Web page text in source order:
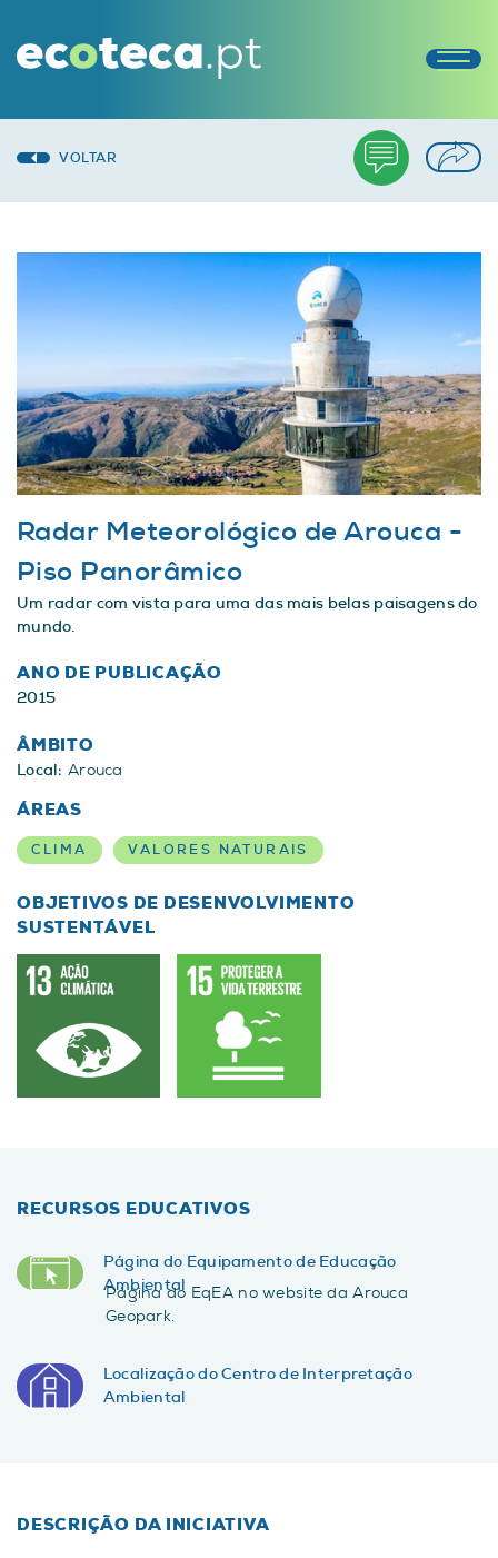
VOLTAR
Radar Meteorológico de Arouca -
Piso Panorâmico
Um radar com vista para uma das mais belas paisagens do
mundo.
ANO DE PUBLICAÇÃO
2015
ÂMBITO
Local: Arouca
ÁREAS
CLIMA VALORES NATURAIS
OBJETIVOS DE DESENVOLVIMENTO
SUSTENTÁVEL
RECURSOS EDUCATIVOS
Página do Equipamento de Educação
Ambiental
Página do EqEA no website da Arouca
Geopark.
Localização do Centro de Interpretação
Ambiental
DESCRIÇÃO DA INICIATIVA